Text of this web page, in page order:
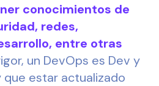
conocimientos de
redes,
entre otras
un DevOps es Dev y
que estar actualizado